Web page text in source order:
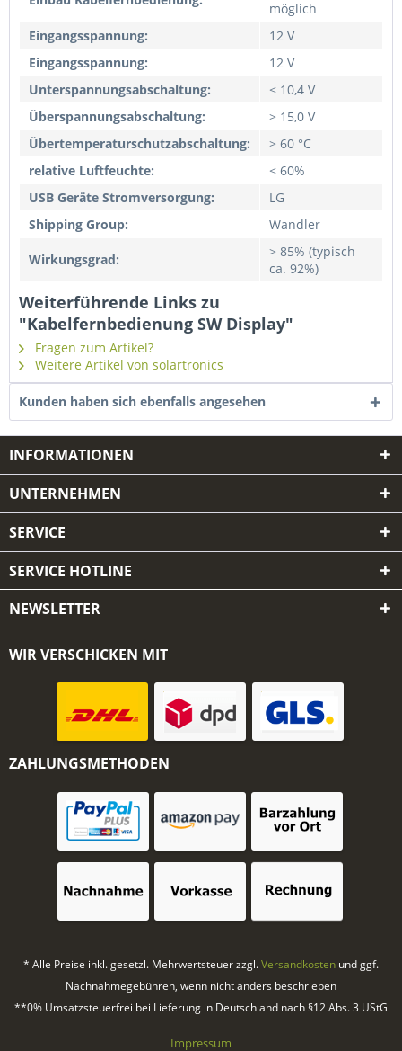
möglich
Eingangsspannung:
12 V
Eingangsspannung:
12 V
Unterspannungsabschaltung:
< 10,4 V
Überspannungsabschaltung:
> 15,0 V
Übertemperaturschutzabschaltung:
> 60 °C
relative Luftfeuchte:
< 60%
USB Geräte Stromversorgung:
LG
Shipping Group:
Wandler
Wirkungsgrad:
> 85% (typisch
ca. 92%)
Weiterführende Links zu
"Kabelfernbedienung SW Display"
Fragen zum Artikel?
Weitere Artikel von solartronics
Kunden haben sich ebenfalls angesehen
INFORMATIONEN
UNTERNEHMEN
SERVICE
SERVICE HOTLINE
NEWSLETTER
WIR VERSCHICKEN MIT
ZAHLUNGSMETHODEN
* Alle Preise inkl. gesetzl. Mehrwertsteuer zzgl.Versandkosten und ggf.
Nachnahmegebühren, wenn nicht anders beschrieben
**0% Umsatzsteuerfrei bei Lieferung in Deutschland nach §12 Abs. 3 UStG
Impressum